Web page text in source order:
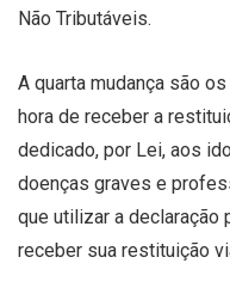
Não Tributáveis.
A quarta mudança são
hora de receber a
dedicado, por Lei, aos
doenças graves e
que utilizar a declaração
receber sua restituição